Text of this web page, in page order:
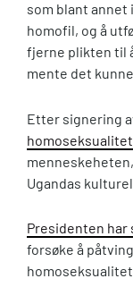
som blant annet
homofil, og å
fjerne plikten til
mente det
Etter signering
Ugandas
Presidenten
forsøke å
homoseksualitet.